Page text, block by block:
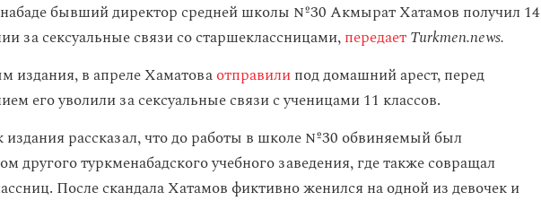
бывший директор средней школы №30 Акмырат Хатамов получил 14
за сексуальные связи со старшеклассницами,передаетTurkmen.news.
издания, в апреле Хаматоваотправилипод домашний арест, перед
его уволили за сексуальные связи с ученицами 11 классов.
издания рассказал, что до работы в школе №30 обвиняемый был
другого туркменабадского учебного заведения, где также совращал
После скандала Хатамов фиктивно женился на одной из девочек и